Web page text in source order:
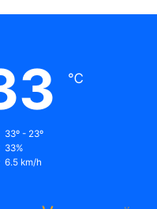
℃
33º - 23º
33%
6.5 km/h